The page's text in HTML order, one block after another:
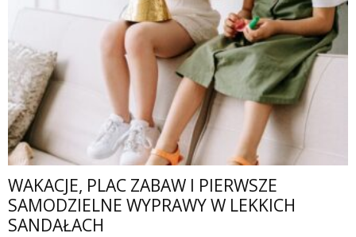
WAKACJE, PLAC ZABAW I PIERWSZE
SAMODZIELNE WYPRAWY W LEKKICH
SANDAŁACH